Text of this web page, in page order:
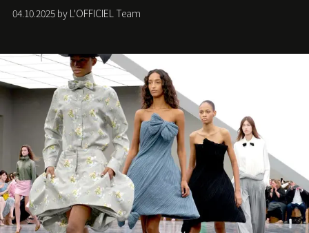
們如何各顯神通。意大利老牌 Gucci 在過去幾個季度業績
難已救回，開雲集團任命成功曾翻轉 Balenciaga 的愛將
團市值一日蒸發 30 億美元，大眾擔心走得太前的 Demna
會忽略品牌的美學基礎，最後變成三不像。而從剛剛推出
的首作所造成的話題及關注度，我們便知道 Demna 沒這麼
簡單，一個嶄新的 Gucci 時代已經展開！
04.10.2025 by L'OFFICIEL Team